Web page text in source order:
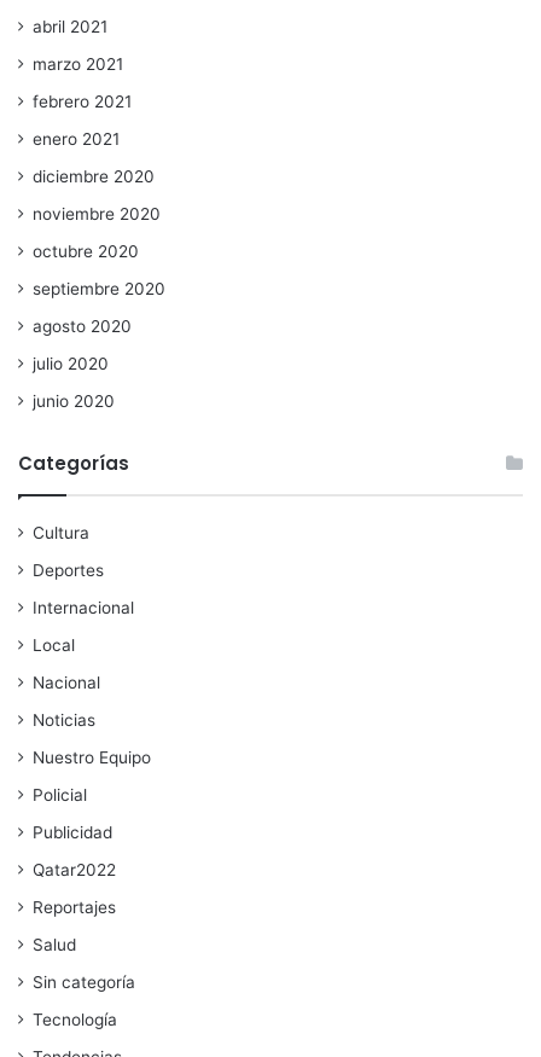
abril 2021
marzo 2021
febrero 2021
enero 2021
diciembre 2020
noviembre 2020
octubre 2020
septiembre 2020
agosto 2020
julio 2020
junio 2020
Categorías
Cultura
Deportes
Internacional
Local
Nacional
Noticias
Nuestro Equipo
Policial
Publicidad
Qatar2022
Reportajes
Salud
Sin categoría
Tecnología